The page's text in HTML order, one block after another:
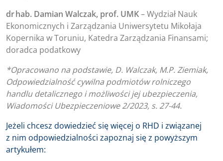
dr hab. Damian Walczak, prof. UMK– Wydział Nauk
Ekonomicznych i Zarządzania Uniwersytetu Mikołaja
Kopernika w Toruniu, Katedra Zarządzania Finansami;
doradca podatkowy
*Opracowano na podstawie, D. Walczak, M.P. Ziemiak,
Odpowiedzialność cywilna podmiotów rolniczego
handlu detalicznego i możliwości jej ubezpieczenia,
Wiadomości Ubezpieczeniowe 2/2023, s. 27-44.
Jeżeli chcesz dowiedzieć się więcej o RHD i związanej
z nim odpowiedzialności zapoznaj się z powyższym
artykułem: